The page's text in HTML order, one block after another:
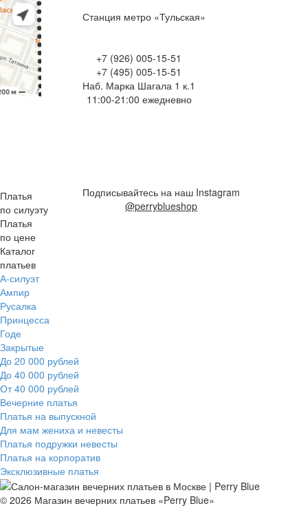
Станция метро «Тульская»
+7 (926) 005-15-51
+7 (495) 005-15-51
Наб. Марка Шагала 1 к.1
11:00-21:00 ежедневно
Подписывайтесь на наш Instagram
@perryblueshop
Платья
по силуэту
Платья
по цене
Каталог
платьев
А-силуэт
Ампир
Русалка
Принцесса
Годе
Закрытые
До 20 000 рублей
До 40 000 рублей
От 40 000 рублей
Вечерние платья
Платья на выпускной
Для мам жениха и невесты
Платья подружки невесты
Платья на корпоратив
Эксклюзивные платья
© 2026 Магазин вечерних платьев «Perry Blue»